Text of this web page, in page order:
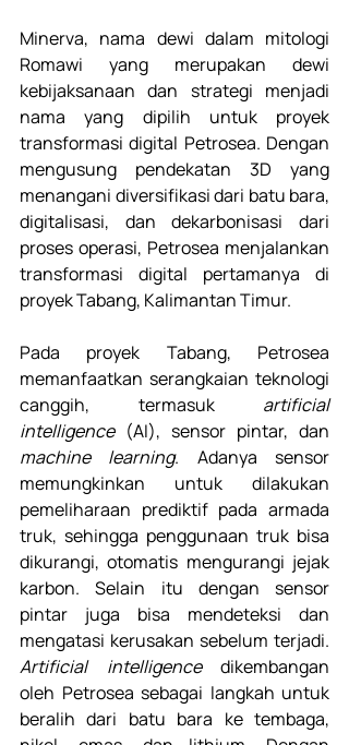
Minerva, nama dewi dalam mitologi
Romawi yang merupakan dewi
kebijaksanaan dan strategi menjadi
nama yang dipilih untuk proyek
transformasi digital Petrosea. Dengan
mengusung pendekatan 3D yang
menangani diversifikasi dari batu bara,
digitalisasi, dan dekarbonisasi dari
proses operasi, Petrosea menjalankan
transformasi digital pertamanya di
proyek Tabang, Kalimantan Timur.
Pada proyek Tabang, Petrosea
memanfaatkan serangkaian teknologi
canggih, termasuk artificial
intelligence
machine learning. Adanya sensor
memungkinkan untuk dilakukan
pemeliharaan prediktif pada armada
truk, sehingga penggunaan truk bisa
dikurangi, otomatis mengurangi jejak
karbon. Selain itu dengan sensor
pintar juga bisa mendeteksi dan
Artificial intelligence dikembangan
oleh Petrosea sebagai langkah untuk
beralih dari batu bara ke tembaga,